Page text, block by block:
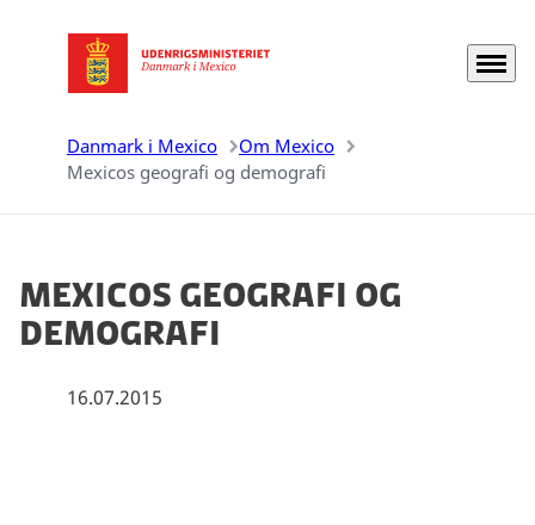
Gå til forsiden Menu
Danmark i Mexico
Om Mexico
Mexicos geografi og demografi
Mexicos geografi og
demografi
16.07.2015